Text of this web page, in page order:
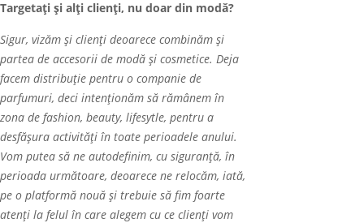
Targetați și alți clienți, nu doar din modă?
Sigur, vizăm și clienți deoarece combinăm și
partea de accesorii de modă și cosmetice. Deja
facem distribuție pentru o companie de
parfumuri, deci intenționăm să rămânem în
zona de fashion, beauty, lifesytle, pentru a
desfăşura activităţi în toate perioadele anului.
Vom putea să ne autodefinim, cu siguranţă, în
perioada următoare, deoarece ne relocăm, iată,
pe o platformă nouă și trebuie să fim foarte
atenți la felul în care alegem cu ce clienți vom